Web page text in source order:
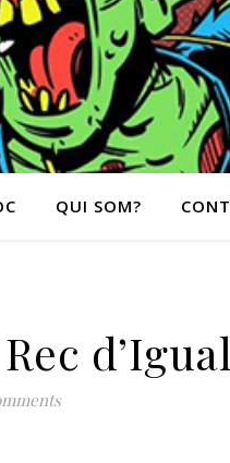
QUI SOM?